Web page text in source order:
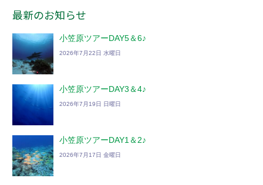
最新のお知らせ
小笠原ツアーDAY5＆6♪
2026年7月22日 水曜日
小笠原ツアーDAY3＆4♪
2026年7月19日 日曜日
小笠原ツアーDAY1＆2♪
2026年7月17日 金曜日